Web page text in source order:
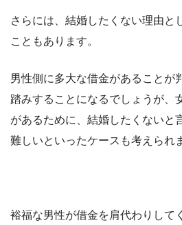
さらには、結婚したくない理由と
こともあります。
男性側に多大な借金があることが
踏みすることになるでしょうが、
があるために、結婚したくないと
難しいといったケースも考えられ
裕福な男性が借金を肩代わりして